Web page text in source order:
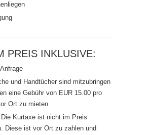
PREIS INKLUSIVE:
und Handtücher sind mitzubringen
eine Gebühr von EUR 15.00 pro
Ort zu mieten
Die Kurtaxe ist nicht im Preis
Diese ist vor Ort zu zahlen und